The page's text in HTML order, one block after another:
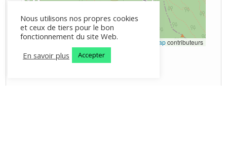
Brochure|© OpenStreetMapcontributeurs
Nous utilisons nos propres cookies
et ceux de tiers pour le bon
fonctionnement du site Web.
En savoir plus
Accepter